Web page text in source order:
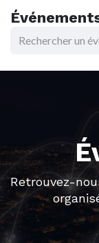
Retrouvez-